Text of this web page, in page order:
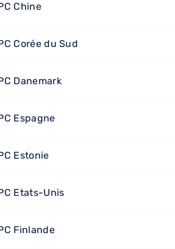
Chine
Corée du Sud
Danemark
Espagne
Estonie
Etats-Unis
Finlande